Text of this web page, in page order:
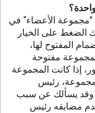
الأعضاء“ في
الضغط على الخيار
المفتوح لها،
مفتوحة
إذا كانت المجموعة
رئيس
وقد يسألك عن سبب
مضايقه رئيس